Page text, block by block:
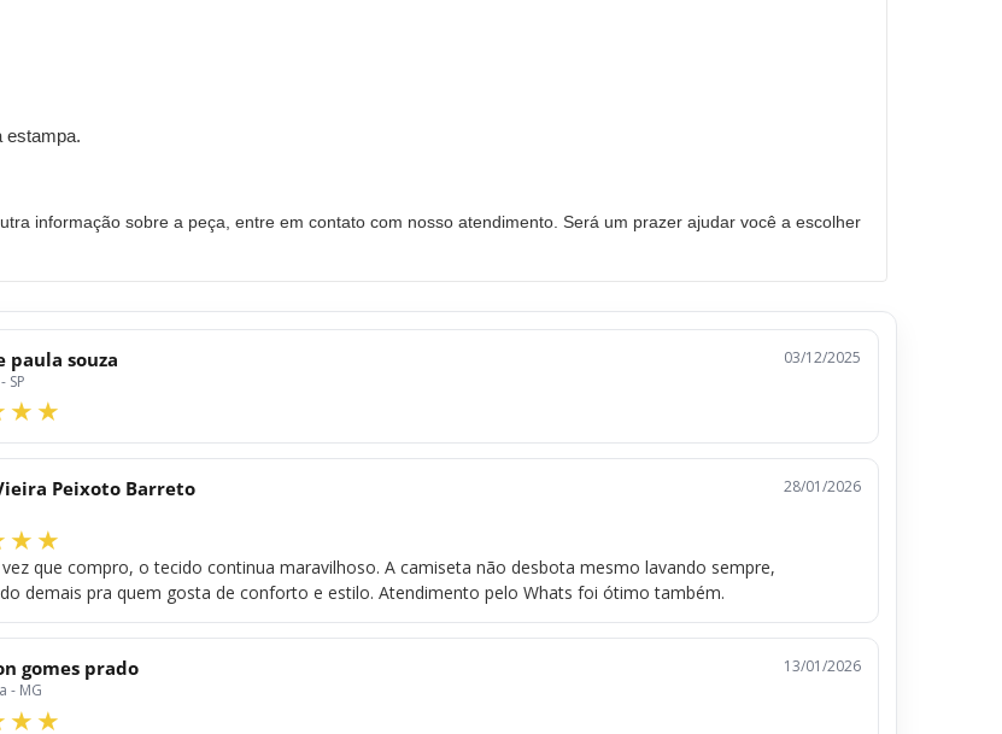
estampa.
informação sobre a peça, entre em contato com nosso atendimento. Será um prazer ajudar você a escolher
paula souza
SP
03/12/2025
Peixoto Barreto 28/01/2026
vez que compro, o tecido continua maravilhoso. A camiseta não desbota mesmo lavando sempre,
demais pra quem gosta de conforto e estilo. Atendimento pelo Whats foi ótimo também.
gomes prado
- MG
13/01/2026